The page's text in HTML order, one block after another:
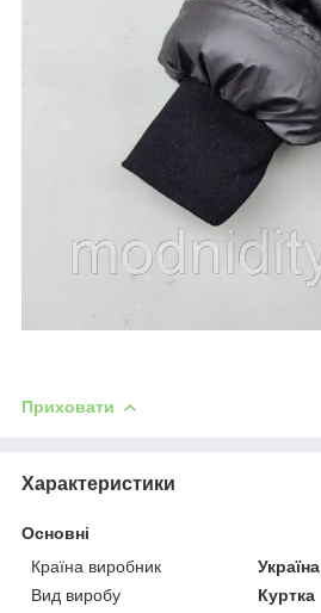
Приховати
Характеристики
Основні
Країна виробник
Україна
Вид виробу
Куртка